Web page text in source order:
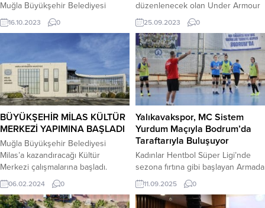
Muğla Büyükşehir Belediyesi
Konservatuarı 2023-2024 Eğitim-
Öğretim Yılı Açılış töreni
Büyükşehir Belediye Başkanı Dr.
Osman Gürün’ün katılımıyla Gazi
Mustafa Kemal Atatürk Kültür
Merkezi’nde yapıldı. Muğla’da 2015
yılında Büyükşehir Belediyesi
tarafından kurulan, Türk Halk
Müziği, Türk Sanat Müziği, Türk
Halk Dansları, Tiyatro, Bale ve
Çocuk Korosu bölümleri ile öğrenci
yetiştiren Muğla Büyükşehir...
16.10.2023 0
düzenlenecek olan Under Armour
Bodrum Yarı Maratonu, her yaştan
ve düzeyden sporseverleri bu yıl
da bir araya getirecek. 29 Eylül
Cuma günü Bodrum Belediye
Meydanından yarış fuarı- kit
dağıtımı ve geç kayıtlarla
başlayacak olan Yarı Maraton, 30
Eylül Cumartesi günü Yarış Fuarı ile
Marina...
25.09.2023 0
BÜYÜKŞEHİR MİLAS KÜLTÜR
MERKEZİ YAPIMINA BAŞLADI
Muğla Büyükşehir Belediyesi
Milas’a kazandıracağı Kültür
Merkezi çalışmalarına başladı.
Muğla Büyükşehir Belediye
Başkanı Dr. Osman Gürün’ün
vaatlerinden biri olan ve yakında
06.02.2024 0
Yalıkavakspor, MC Sistem
Yurdum Maçıyla Bodrum’da
Taraftarıyla Buluşuyor
Kadınlar Hentbol Süper Ligi’nde
sezona fırtına gibi başlayan Armada
Praxis Yalıkavakspor, bu hafta sonu
kendi sahasında taraftarının
karşısına çıkıyor. Bodrum’un gururu
11.09.2025 0